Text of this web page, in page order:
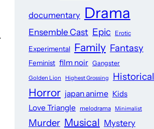
documentary Drama
Ensemble Cast Epic Erotic
Experimental Family Fantasy
Feminist film noir Gangster
Golden Lion Highest Grossing Historical
Horror japan anime Kids
Love Triangle melodrama Minimalist
Murder Musical Mystery